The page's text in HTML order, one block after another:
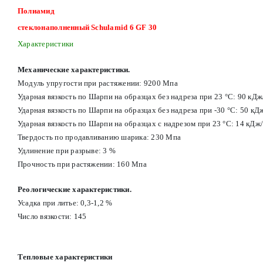
Полиамид
стеклонаполненный Schulamid 6 GF 30
Характеристики
Механические характеристики.
Модуль упругости при растяжении: 9200 Мпа
Ударная вязкость по Шарпи на образцах без надреза при 23 °С: 90
Ударная вязкость по Шарпи на образцах без надреза при -30 °С: 50
Ударная вязкость по Шарпи на образцах с надрезом при 23 °С: 14
Твердость по продавливанию шарика: 230 Мпа
Удлинение при разрыве: 3 %
Прочность при растяжении: 160 Мпа
Реологические характеристики.
Усадка при литье: 0,3-1,2 %
Число вязкости: 145
Тепловые характеристики